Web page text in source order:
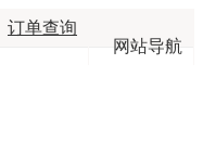
订单查询
网站导航